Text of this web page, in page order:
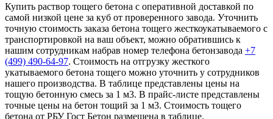
Купить раствор тощего бетона с оперативной доставкой по
самой низкой цене за куб от проверенного завода. Уточнить
точную стоимость заказа бетона тощего жесткоукатываемого с
транспортировкой на ваш объект, можно обратившись к
нашим сотрудникам набрав номер телефона бетонзавода +7
(499) 490-64-97. Стоимость на отгрузку жесткого
укатываемого бетона тощего можно уточнить у сотрудников
нашего производства. В таблице представлены цены на
тощую бетонную смесь за 1 м3. В прайс-листе представлены
точные цены на бетон тощий за 1 м3. Стоимость тощего
бетона от РБУ Гост Бетон размещена в таблице.